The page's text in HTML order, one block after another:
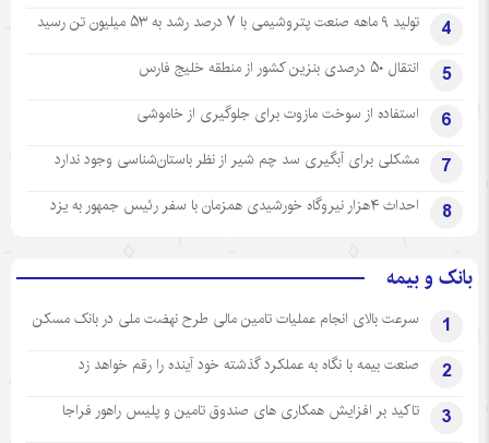
4 تولید ۹ ماهه صنعت پتروشیمی با ۷ درصد رشد به ۵۳ میلیون تن رسید
5 انتقال ۵۰ درصدی بنزین کشور از منطقه خلیج فارس
6 استفاده از سوخت مازوت برای جلوگیری از خاموشی
7 مشکلی برای آبگیری سد چم شیر از نظر باستان‌شناسی وجود ندارد
8 احداث ۴هزار نیروگاه خورشیدی همزمان با سفر رئیس جمهور به یزد
بانک و بیمه
1 سرعت بالای انجام عملیات تامین مالی طرح نهضت ملی در بانک مسکن
2 صنعت بیمه با نگاه به عملکرد گذشته خود آینده را رقم خواهد زد
3 تاکید بر افزایش همکاری های صندوق تامین و پلیس راهور فراجا